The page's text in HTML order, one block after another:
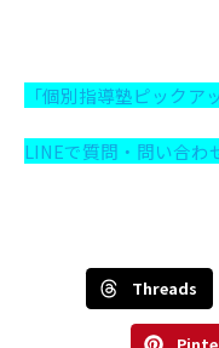
「個別指導塾ピックア
LINEで質問・問い合わ
Threads